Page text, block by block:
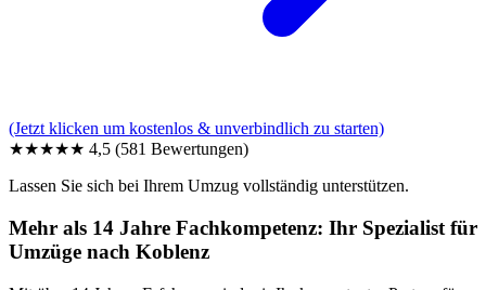
(Jetzt klicken um kostenlos & unverbindlich zu starten)
★★★★★ 4,5 (581 Bewertungen)
Lassen Sie sich bei Ihrem Umzug vollständig unterstützen.
Mehr als 14 Jahre Fachkompetenz: Ihr Spezialist für
Umzüge nach Koblenz